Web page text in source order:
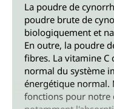
La poudre de
poudre brute de
biologiquement et
En outre, la poudre
fibres. La vitamine
normal du système
énergétique normal.
fonctions pour notre